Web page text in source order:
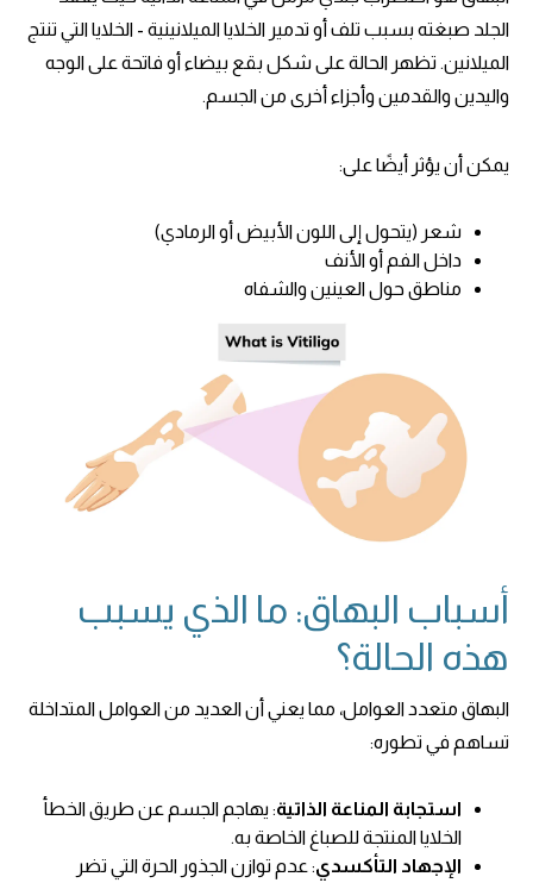
الجلد صبغته بسبب تلف أو تدمير الخلايا الميلانينية - الخلايا التي تنتج
الميلانين. تظهر الحالة على شكل بقع بيضاء أو فاتحة على الوجه
واليدين والقدمين وأجزاء أخرى من الجسم.
يمكن أن يؤثر أيضًا على:
شعر (يتحول إلى اللون الأبيض أو الرمادي)
داخل الفم أو الأنف
مناطق حول العينين والشفاه
أسباب البهاق: ما الذي يسبب
هذه الحالة؟
البهاق متعدد العوامل، مما يعني أن العديد من العوامل المتداخلة
تساهم في تطوره:
استجابة المناعة الذاتية: يهاجم الجسم عن طريق الخطأ
الخلايا المنتجة للصباغ الخاصة به.
الإجهاد التأكسدي: عدم توازن الجذور الحرة التي تضر